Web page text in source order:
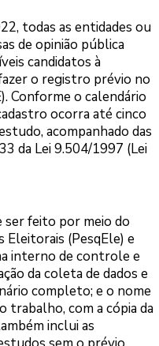
todas as entidades ou
de opinião pública
candidatos à
o registro prévio no
Conforme o calendário
ocorra até cinco
acompanhado das
da Lei 9.504/1997 (Lei
ser feito por meio do
Eleitorais (PesqEle) e
interno de controle e
da coleta de dados e
completo; e o nome
trabalho, com a cópia da
inclui as